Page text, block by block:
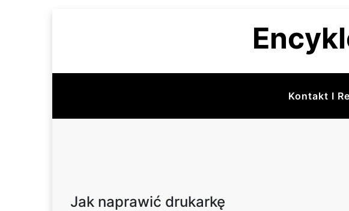
Kontakt I
Jak naprawić drukarkę